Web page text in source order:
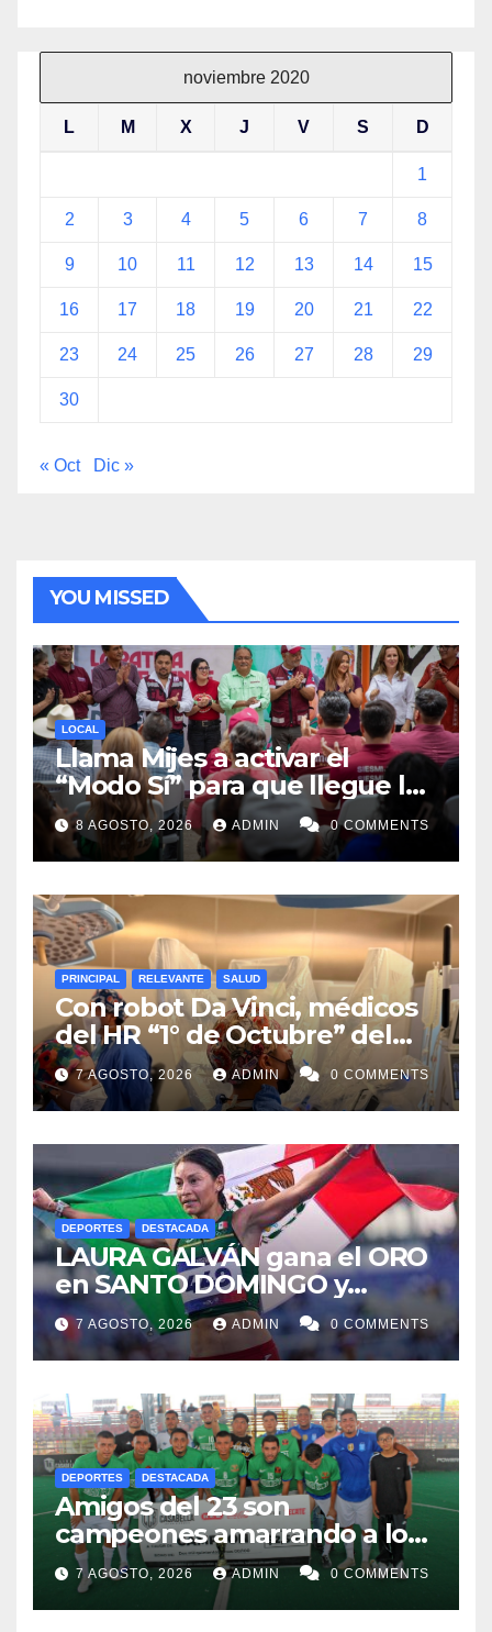
noviembre 2020
L M X J V S D
1
2 3 4 5 6 7 8
9 10 11 12 13 14 15
16 17 18 19 20 21 22
23 24 25 26 27 28 29
30
« Oct Dic »
YOU MISSED
LOCAL
Llama Mijes a activar el
“Modo Sí” para que llegue la
Transformación a Nuevo
León
8 AGOSTO, 2026 ADMIN 0 COMMENTS
PRINCIPAL RELEVANTE SALUD
Con robot Da Vinci, médicos
del HR “1° de Octubre” del
ISSSTE retiran tumor renal a
paciente de 72 años
7 AGOSTO, 2026 ADMIN 0 COMMENTS
DEPORTES DESTACADA
LAURA GALVÁN gana el ORO
en SANTO DOMINGO y
dedica Medalla a sus padres
fallecidos
7 AGOSTO, 2026 ADMIN 0 COMMENTS
DEPORTES DESTACADA
Amigos del 23 son
campeones amarrando a los
“Perros Bravos”
7 AGOSTO, 2026 ADMIN 0 COMMENTS